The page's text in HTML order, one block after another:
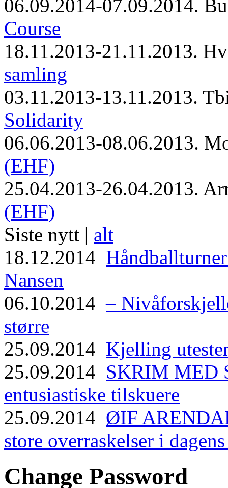
06.09.2014-07.09.2014.
Course
18.11.2013-21.11.2013.
samling
03.11.2013-13.11.2013.
Solidarity
06.06.2013-08.06.2013.
(EHF)
25.04.2013-26.04.2013.
(EHF)
Siste nytt | alt
18.12.2014
Nansen
06.10.2014–
større
25.09.2014 Kjelling
25.09.2014 SKRIM MED
entusiastiske tilskuere
25.09.2014 ØIF
store overraskelser i
Change Password